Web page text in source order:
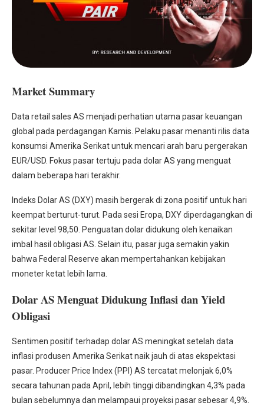
Market Summary
Data retail sales AS menjadi perhatian utama pasar keuangan
global pada perdagangan Kamis. Pelaku pasar menanti rilis data
konsumsi Amerika Serikat untuk mencari arah baru pergerakan
EUR/USD. Fokus pasar tertuju pada dolar AS yang menguat
dalam beberapa hari terakhir.
Indeks Dolar AS (DXY) masih bergerak di zona positif untuk hari
keempat berturut-turut. Pada sesi Eropa, DXY diperdagangkan di
sekitar level 98,50. Penguatan dolar didukung oleh kenaikan
imbal hasil obligasi AS. Selain itu, pasar juga semakin yakin
bahwa Federal Reserve akan mempertahankan kebijakan
moneter ketat lebih lama.
Dolar AS Menguat Didukung Inflasi dan Yield
Obligasi
Sentimen positif terhadap dolar AS meningkat setelah data
inflasi produsen Amerika Serikat naik jauh di atas ekspektasi
pasar. Producer Price Index (PPI) AS tercatat melonjak 6,0%
secara tahunan pada April, lebih tinggi dibandingkan 4,3% pada
bulan sebelumnya dan melampaui proyeksi pasar sebesar 4,9%.